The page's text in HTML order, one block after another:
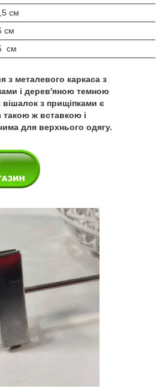
см
см
см
з металевого каркаса з
і дерев'яною темною
з прищіпками є
такою ж вставкою і
для верхнього одягу.